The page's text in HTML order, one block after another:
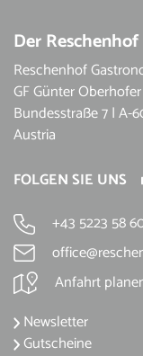
Der Reschenhof
Reschenhof
GF Günter Oberhofer
Bundesstraße 7 | A-
Austria
FOLGEN SIE UNS
+43 5223 58
Anfahrt
Newsletter
Gutscheine